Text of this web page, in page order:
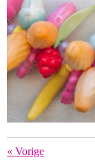
« Vorige